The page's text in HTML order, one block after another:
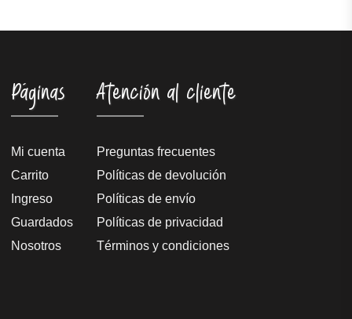
Páginas
Mi cuenta
Carrito
Ingreso
Guardados
Nosotros
Atención al cliente
Preguntas frecuentes
Políticas de devolución
Políticas de envío
Políticas de privacidad
Términos y condiciones